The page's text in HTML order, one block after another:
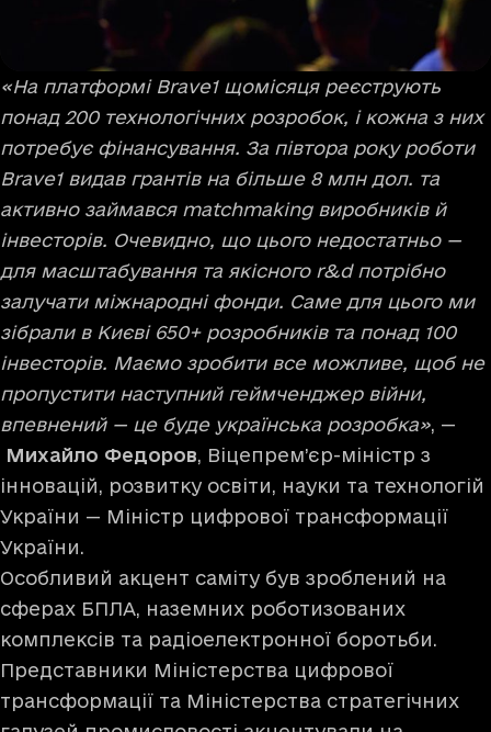
«На платформі Brave1 щомісяця реєструють
понад 200 технологічних розробок, і кожна з них
потребує фінансування. За півтора року роботи
Brave1 видав грантів на більше 8 млн дол. та
активно займався matchmaking виробників й
інвесторів. Очевидно, що цього недостатньо —
для масштабування та якісного r&d потрібно
залучати міжнародні фонди. Саме для цього ми
зібрали в Києві 650+ розробників та понад 100
інвесторів. Маємо зробити все можливе, щоб не
пропустити наступний геймченджер війни,
впевнений — це буде українська розробка», —
Михайло Федоров, Віцепрем’єр-міністр з
інновацій, розвитку освіти, науки та технологій
України — Міністр цифрової трансформації
України.
Особливий акцент саміту був зроблений на
сферах БПЛА, наземних роботизованих
комплексів та радіоелектронної боротьби.
Представники Міністерства цифрової
трансформації та Міністерства стратегічних